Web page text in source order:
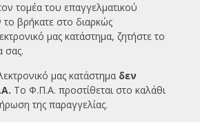
τομέα του επαγγελματικού
το βρήκατε στο διαρκώς
μας κατάστημα, ζητήστε το
σας.
μας κατάστημα δεν
Το Φ.Π.Α. προστίθεται στο καλάθι
της παραγγελίας.